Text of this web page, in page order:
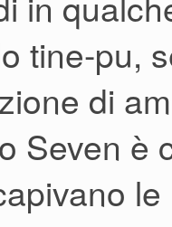
tine-pu,
di
Seven è